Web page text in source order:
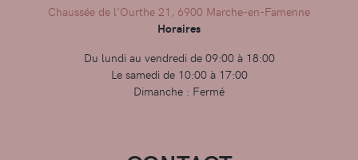
Chaussée de l'Ourthe 21, 6900 Marche-en-Famenne
Horaires
Du lundi au vendredi de 09:00 à 18:00
Le samedi de 10:00 à 17:00
Dimanche : Fermé